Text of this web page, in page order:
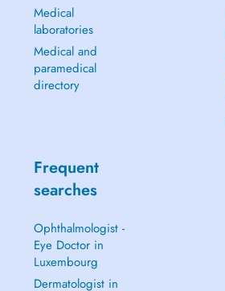
Medical
laboratories
Medical and
paramedical
directory
Frequent
searches
Ophthalmologist -
Eye Doctor in
Luxembourg
Dermatologist in